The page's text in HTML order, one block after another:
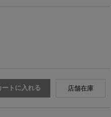
ートに入れる 店舗在庫